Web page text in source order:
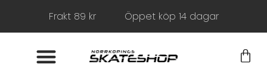
Frakt 89 kr Öppet köp 14 dagar